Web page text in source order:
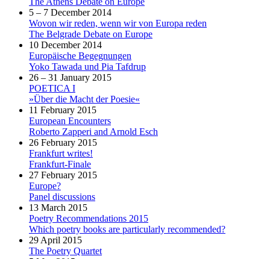
5 – 7 December 2014
Wovon wir reden, wenn wir von Europa reden
The Belgrade Debate on Europe
10 December 2014
Europäische Begegnungen
Yoko Tawada und Pia Tafdrup
26 – 31 January 2015
POETICA I
»Über die Macht der Poesie«
11 February 2015
European Encounters
Roberto Zapperi and Arnold Esch
26 February 2015
Frankfurt writes!
Frankfurt-Finale
27 February 2015
Europe?
Panel discussions
13 March 2015
Poetry Recommendations 2015
Which poetry books are particularly recommended?
29 April 2015
The Poetry Quartet